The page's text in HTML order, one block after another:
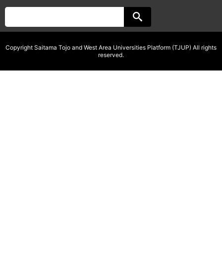
Copyright Saitama Tojo and West Area Universities Platform (TJUP) All rights
reserved.